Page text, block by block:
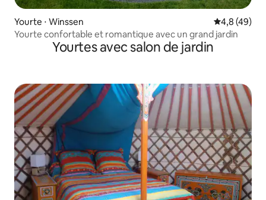
Yourte ⋅ Winssen Évaluation
4,8 (49)
Yourte confortable et romantique avec un grand jardin
Yourtes avec salon de jardin